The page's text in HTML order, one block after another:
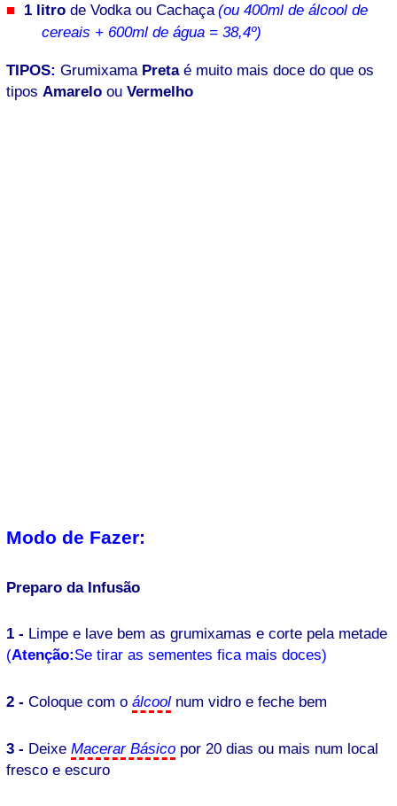
1 litro de Vodka ou Cachaça (ou 400ml de álcool de
cereais + 600ml de água = 38,4º)
TIPOS: Grumixama Pretaé muito mais doce do que os
tipos Amarelo ouVermelho
Modo de Fazer:
Preparo da Infusão
1 - Limpe e lave bem as grumixamas e corte pela metade
(Atenção:Se tirar as sementes fica mais doces)
2 -Coloque com oálcool num vidro e feche bem
3 - DeixeMacerar Básico por 20 dias ou mais num local
fresco e escuro